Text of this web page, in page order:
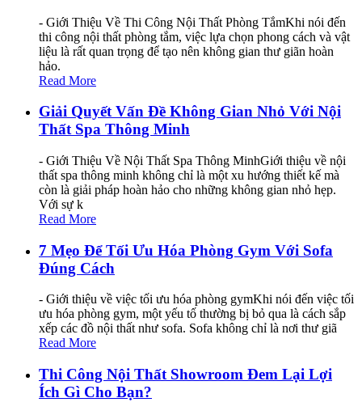
- Giới Thiệu Về Thi Công Nội Thất Phòng TắmKhi nói đến
thi công nội thất phòng tắm, việc lựa chọn phong cách và vật
liệu là rất quan trọng để tạo nên không gian thư giãn hoàn
hảo.
Read More
Giải Quyết Vấn Đề Không Gian Nhỏ Với Nội
Thất Spa Thông Minh
- Giới Thiệu Về Nội Thất Spa Thông MinhGiới thiệu về nội
thất spa thông minh không chỉ là một xu hướng thiết kế mà
còn là giải pháp hoàn hảo cho những không gian nhỏ hẹp.
Với sự k
Read More
7 Mẹo Để Tối Ưu Hóa Phòng Gym Với Sofa
Đúng Cách
- Giới thiệu về việc tối ưu hóa phòng gymKhi nói đến việc tối
ưu hóa phòng gym, một yếu tố thường bị bỏ qua là cách sắp
xếp các đồ nội thất như sofa. Sofa không chỉ là nơi thư giã
Read More
Thi Công Nội Thất Showroom Đem Lại Lợi
Ích Gì Cho Bạn?